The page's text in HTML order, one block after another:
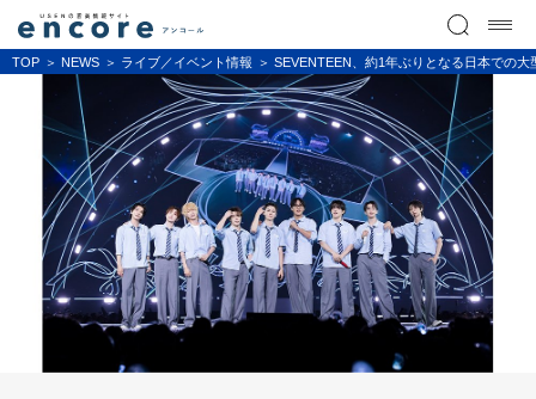
TOP NEWS ライブ／イベント情報 SEVENTEEN、約1年ぶりとなる日本での